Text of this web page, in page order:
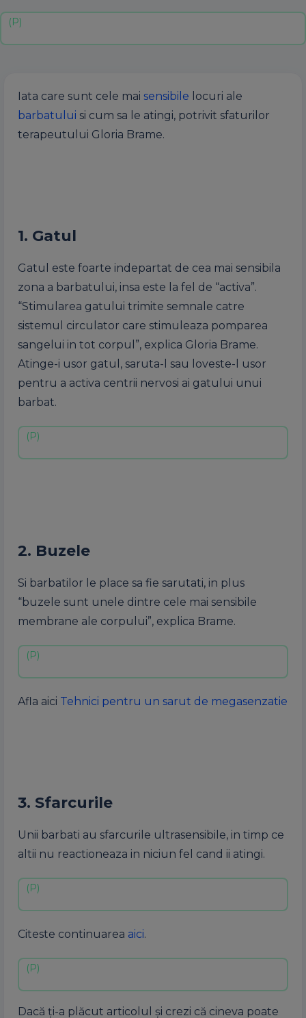
Iata care sunt cele mai sensibile locuri ale
barbatului si cum sa le atingi, potrivit sfaturilor
terapeutului Gloria Brame.
1. Gatul
Gatul este foarte indepartat de cea mai sensibila
zona a barbatului, insa este la fel de “activa”.
“Stimularea gatului trimite semnale catre
sistemul circulator care stimuleaza pomparea
sangelui in tot corpul”, explica Gloria Brame.
Atinge-i usor gatul, saruta-l sau loveste-l usor
pentru a activa centrii nervosi ai gatului unui
barbat.
2. Buzele
Si barbatilor le place sa fie sarutati, in plus
“buzele sunt unele dintre cele mai sensibile
membrane ale corpului”, explica Brame.
Afla aici Tehnici pentru un sarut de megasenzatie
3. Sfarcurile
Unii barbati au sfarcurile ultrasensibile, in timp ce
altii nu reactioneaza in niciun fel cand ii atingi.
Citeste continuarea aici.
Dacă ți-a plăcut articolul și crezi că cineva poate